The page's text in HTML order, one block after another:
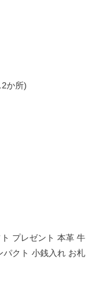
か所)
プレゼント 本革 牛
パクト 小銭入れ お札